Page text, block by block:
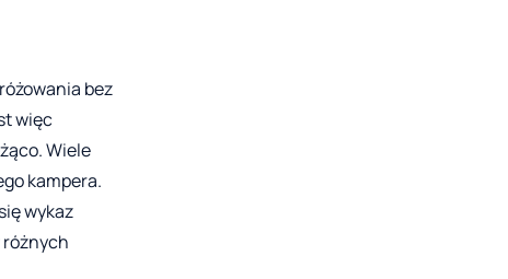
bez
więc
Wiele
kampera.
wykaz